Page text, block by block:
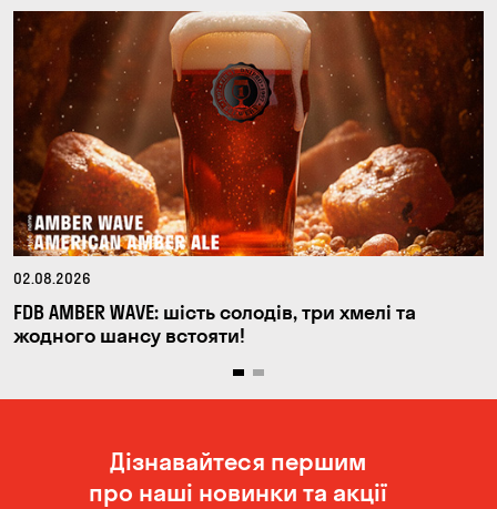
02.08.2026
FDB AMBER WAVE: шість солодів, три хмелі та
жодного шансу встояти!
Дізнавайтеся першим
про наші новинки та акції